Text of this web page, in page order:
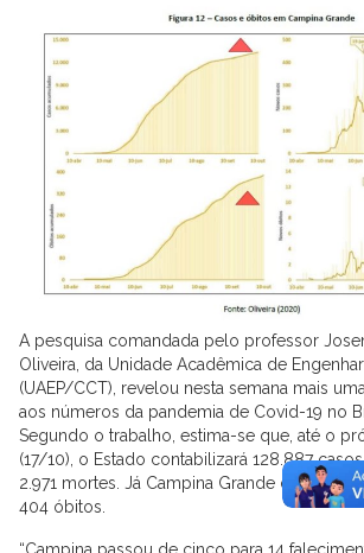
A pesquisa comandada pelo professor
Oliveira, da Unidade Acadêmica de
(UAEP/CCT), revelou nesta semana mais
aos números da pandemia de Covid-19 no
Segundo o trabalho, estima-se que, até o
(17/10), o Estado contabilizará 128.887
2.971 mortes. Já Campina Grande deve
404 óbitos.
“Campina passou de cinco para 14